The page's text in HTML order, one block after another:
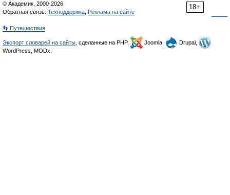
18+
© Академик, 2000-2026
Обратная связь: Техподдержка Реклама на сайте
👣 Путешествия
Экспорт словарей на сайты , сделанные на PHP, Joomla,
Drupal,
WordPress, MODx.